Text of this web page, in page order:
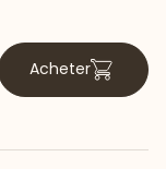
Acheter